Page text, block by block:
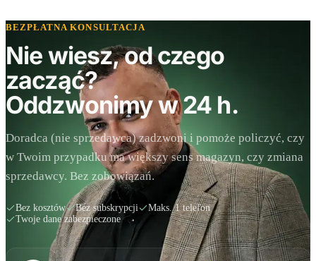
BEZPŁATNA KONSULTACJA
Nie wiesz, od czego
zacząć?
Oddzwonimy w 24 h.
Doradca (nie sprzedawca) zadzwoni i pomoże policzyć, czy
w Twoim przypadku ma większy sens magazyn, czy zmiana
sprzedawcy. Bez zobowiązań.
Bez kosztów Bez subskrypcji
Maks. 1 telefon
Twoje dane zabezpieczone